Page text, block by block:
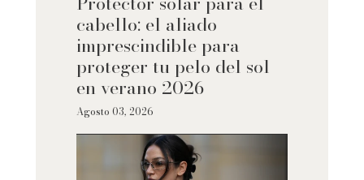
cabello: el aliado
imprescindible para
proteger tu pelo del sol
en verano 2026
Agosto 03, 2026